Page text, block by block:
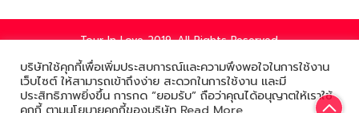
บริษัทใช้คุกกี้เพื่อเพิ่มประสบการณ์และความพึงพอใจในการใช้งาน
เว็บไซต์ ให้สามารถเข้าถึงง่าย สะดวกในการใช้งาน และมี
ประสิทธิภาพยิ่งขึ้น การกด “ยอมรับ” ถือว่าคุณได้อนุญาตให้เราใช้
Tour In Love 2019. All Rights Reserved.
Powered by